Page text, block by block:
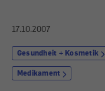
17.10.2007
Gesundheit + Kosmetik
Medikament